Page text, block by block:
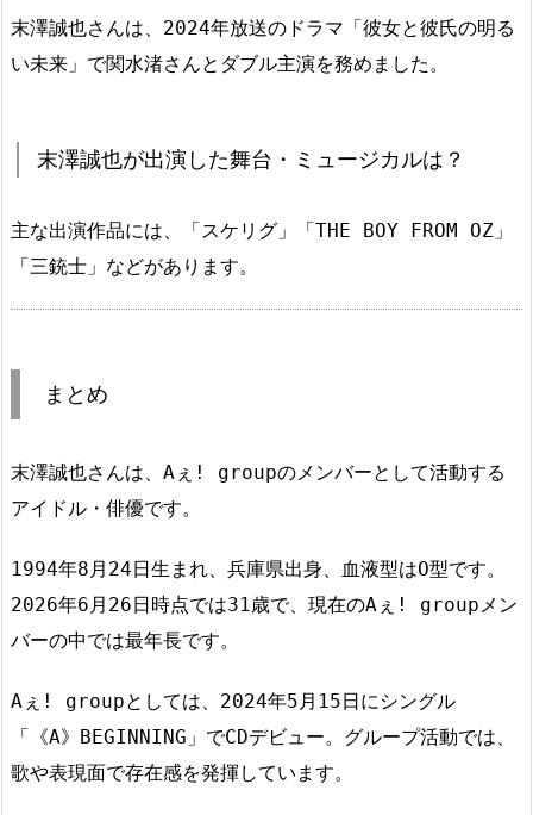
末澤誠也さんは、2024年放送のドラマ「彼女と彼氏の明る
い未来」で関水渚さんとダブル主演を務めました。
末澤誠也が出演した舞台・ミュージカルは？
主な出演作品には、「スケリグ」「THE BOY FROM OZ」
「三銃士」などがあります。
まとめ
末澤誠也さんは、Aぇ! groupのメンバーとして活動する
アイドル・俳優です。
1994年8月24日生まれ、兵庫県出身、血液型はO型です。
2026年6月26日時点では31歳で、現在のAぇ! groupメン
バーの中では最年長です。
Aぇ! groupとしては、2024年5月15日にシングル
「《A》BEGINNING」でCDデビュー。グループ活動では、
歌や表現面で存在感を発揮しています。